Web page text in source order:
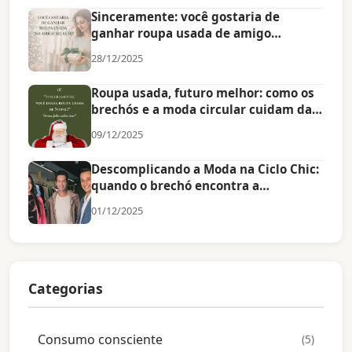
Sinceramente: você gostaria de
ganhar roupa usada de amigo
28/12/2025
Roupa usada, futuro melhor: como os
brechós e a moda circular cuidam das
09/12/2025
Descomplicando a Moda na Ciclo Chic:
quando o brechó encontra a
01/12/2025
Categorias
Consumo consciente (5)